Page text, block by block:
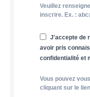
Veuillez
inscrire. Ex. :
J'accepte de
avoir pris
confidentialité et
Vous pouvez
cliquant sur le